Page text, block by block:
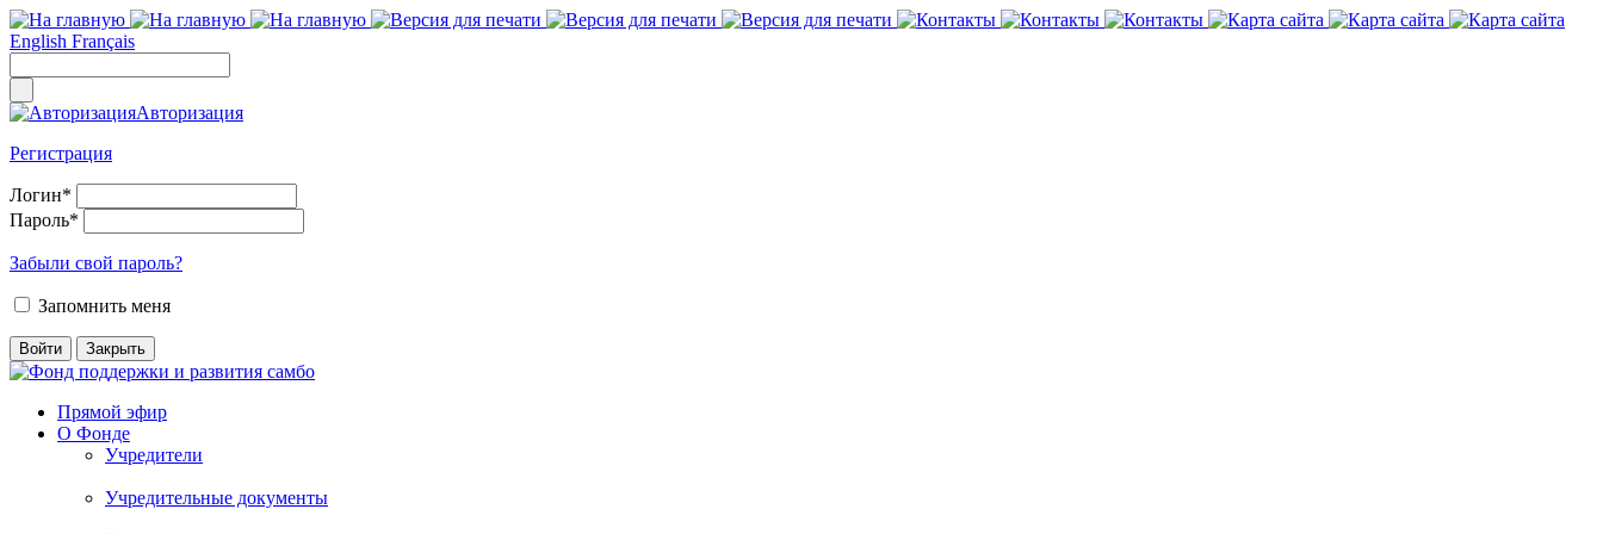
English Français
Авторизация
Регистрация
Логин*
Пароль*
Забыли свой пароль?
Запомнить меня
Прямой эфир
О Фонде
Учредители
Учредительные документы